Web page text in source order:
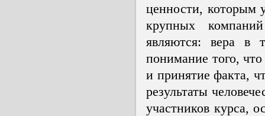
ценности, которым
крупных
являются: вера в
понимание того,
и принятие факта,
результаты
участников курса,